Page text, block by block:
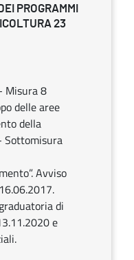
PROGRAMMI
23
Misura 8
delle aree
della
Sottomisura
Avviso
di
e